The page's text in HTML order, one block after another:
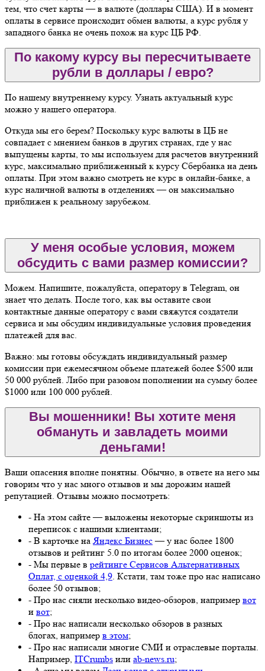
тем, что счет карты — в валюте (доллары США). И в момент
оплаты в сервисе происходит обмен валюты, а курс рубля у
западного банка не очень похож на курс ЦБ РФ.
По какому курсу вы пересчитываете
рубли в доллары / евро?
По нашему внутреннему курсу. Узнать актуальный курс
можно у нашего оператора.
Откуда мы его берем? Поскольку курс валюты в ЦБ не
совпадает с мнением банков в других странах, где у нас
выпущены карты, то мы используем для расчетов внутренний
курс, максимально приближенный к курсу Сбербанка на день
оплаты. При этом важно смотреть не курс в онлайн-банке, а
курс наличной валюты в отделениях — он максимально
приближен к реальному зарубежом.
У меня особые условия, можем
обсудить с вами размер комиссии?
Можем. Напишите, пожалуйста, оператору в Telegram, он
знает что делать. После того, как вы оставите свои
контактные данные оператору с вами свяжутся создатели
сервиса и мы обсудим индивидуальные условия проведения
платежей для вас.
Важно: мы готовы обсуждать индивидуальный размер
комиссии при ежемесячном объеме платежей более $500 или
50 000 рублей. Либо при разовом пополнении на сумму более
$1000 или 100 000 рублей.
Вы мошенники! Вы хотите меня
обмануть и завладеть моими
деньгами!
Ваши опасения вполне понятны. Обычно, в ответе на него мы
говорим что у нас много отзывов и мы дорожим нашей
репутацией. Отзывы можно посмотреть:
- На этом сайте — выложены некоторые скриншоты из
переписок с нашими клиентами;
- В карточке наЯндекс Бизнес— у нас более 1800
отзывов и рейтинг 5.0 по итогам более 2000 оценок;
- Мы первые в рейтинге Сервисов Альтернативных
Оплат, с оценкой 4,9. Кстати, там тоже про нас написано
более 50 отзывов;
- Про нас сняли несколько видео-обзоров, например вот
и вот;
- Про нас написали несколько обзоров в разных
блогах, например в этом;
- Про нас написали многие СМИ и отраслевые порталы.
Например, ITCrumbs или ab-news.ru;